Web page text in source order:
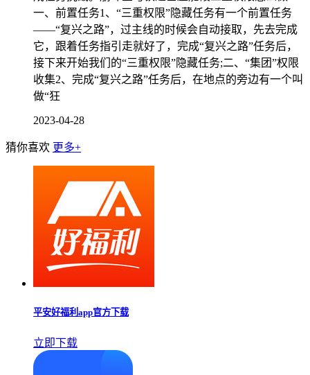
一、前置任务1、“三重权限”隐藏任务有一个前置任务
——“复兴之路”，过主线的时候会自动接取，先去完成
它，跟着任务指引走就好了，完成“复兴之路”任务后，
接下来开始我们的“三重权限”隐藏任务;二、“集团”权限
收集2、完成“复兴之路”任务后，在地点的旁边有一个叫
做“狂
2023-04-28
猜你喜欢 更多+
平安好福利app官方下载
立即下载